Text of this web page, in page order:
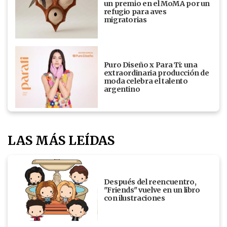
un premio en el MoMA por un
refugio para aves
migratorias
Puro Diseño x Para Ti: una
extraordinaria producción de
moda celebra el talento
argentino
LAS MÁS LEÍDAS
Después del reencuentro,
"Friends" vuelve en un libro
con ilustraciones